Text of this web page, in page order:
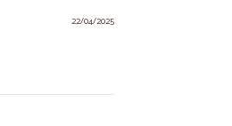
22/04/2025